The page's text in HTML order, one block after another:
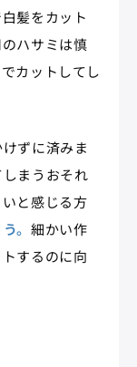
髪をカット
ハサミは慎
カットしてし
ずに済みま
まうおそれ
と感じる方
。細かい作
するのに向